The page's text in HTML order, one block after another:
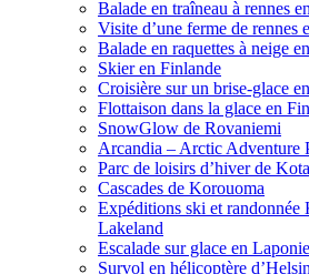
Balade en traîneau à rennes
Visite d’une ferme de rennes
Balade en raquettes à neige
Skier en Finlande
Croisière sur un brise-glace
Flottaison dans la glace en
SnowGlow de Rovaniemi
Arcandia – Arctic Adventure
Parc de loisirs d’hiver de
Cascades de Korouoma
Expéditions ski et randonnée
Lakeland
Escalade sur glace en
Survol en hélicoptère